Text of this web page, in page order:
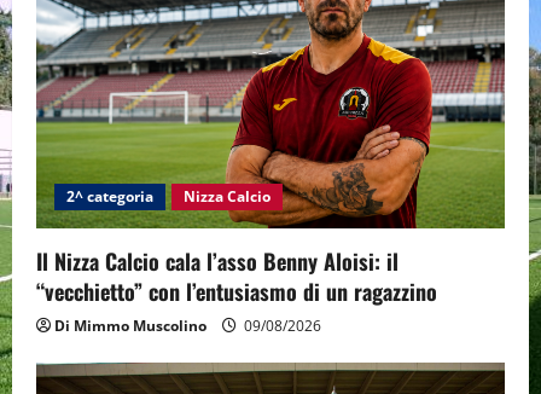
2^ categoria Nizza Calcio
Il Nizza Calcio cala l’asso Benny Aloisi: il
“vecchietto” con l’entusiasmo di un ragazzino
Di Mimmo Muscolino 09/08/2026